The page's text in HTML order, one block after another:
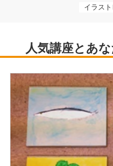
イラス